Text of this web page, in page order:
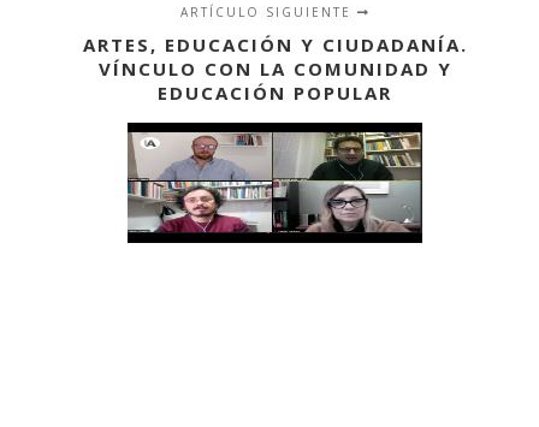
ARTÍCULO SIGUIENTE
ARTES, EDUCACIÓN Y CIUDADANÍA.
VÍNCULO CON LA COMUNIDAD Y
EDUCACIÓN POPULAR